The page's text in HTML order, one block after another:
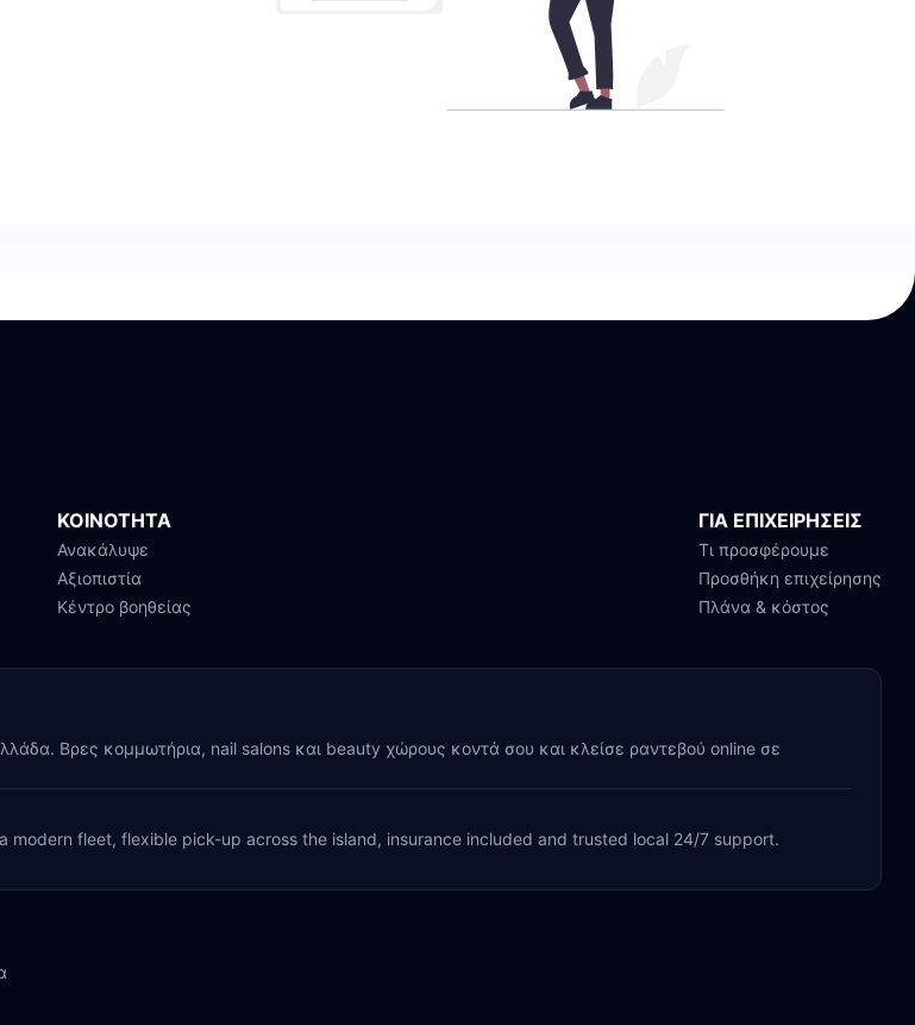
ΚΟΙΝΟΤΗΤΑ
Ανακάλυψε
Αξιοπιστία
Κέντρο βοηθείας
ΓΙΑ ΕΠΙΧΕΙΡΗΣΕΙΣ
Τι προσφέρουμε
Προσθήκη επιχείρησης
Πλάνα & κόστος
Βρες κομμωτήρια, nail salons και beauty χώρους κοντά σου και κλείσε ραντεβού online σε
modern fleet, flexible pick-up across the island, insurance included and trusted local 24/7 support.